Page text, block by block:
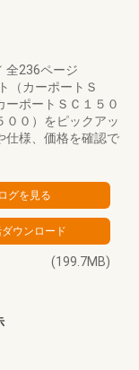
全236ページ
（カーポートＳ
ーポートＳＣ１５０
００）をピックアッ
仕様、価格を確認で
(199.7MB)